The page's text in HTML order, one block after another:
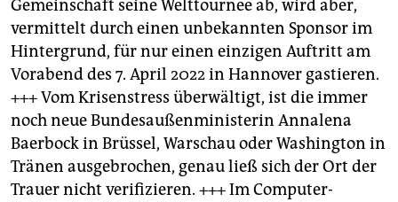
Gemeinschaft seine Welttournee ab, wird aber,
vermittelt durch einen unbekannten Sponsor im
Hintergrund, für nur einen einzigen Auftritt am
Vorabend des 7. April 2022 in Hannover gastieren.
+++ Vom Krisenstress überwältigt, ist die immer
noch neue Bundesaußenministerin Annalena
Baerbock in Brüssel, Warschau oder Washington in
Tränen ausgebrochen, genau ließ sich der Ort der
Trauer nicht verifizieren. +++ Im Computer-